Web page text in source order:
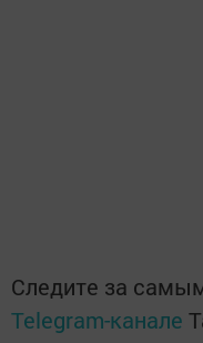
Следите за
Telegram-канале